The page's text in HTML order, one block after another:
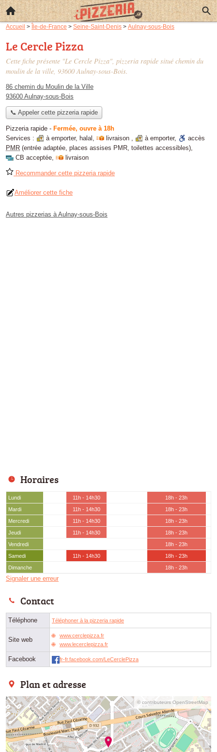
Accueil > Île-de-France > Seine-Saint-Denis > Aulnay-sous-Bois
Le Cercle Pizza
Cette fiche présente "Le Cercle Pizza", pizzeria rapide situé chemin du
moulin de la ville, 93600 Aulnay-sous-Bois.
86 chemin du Moulin de la Ville
93600 Aulnay-sous-Bois
📞 Appeler cette pizzeria rapide
Pizzeria rapide - Fermée, ouvre à 18h
Services :
à emporter, halal , livraison , à emporter,
accès
PMR (entrée adaptée, places assises PMR, toilettes accessibles),
CB acceptée, livraison
Recommander cette pizzeria rapide
Améliorer cette fiche
Autres pizzerias à Aulnay-sous-Bois
Horaires
Lundi 11h - 14h30
18h - 23h
Mardi
11h - 14h30
18h - 23h
Mercredi
11h - 14h30
18h - 23h
Jeudi
11h - 14h30
18h - 23h
Vendredi
18h - 23h
Samedi
11h - 14h30
18h - 23h
Dimanche
18h - 23h
Signaler une erreur
Contact
Téléphone Téléphoner à la pizzeria rapide
Site web
www.cerclepizza.fr
www.lecerclepizza.fr
Facebook fr-fr.facebook.com/LeCerclePizza
Plan et adresse
© contributeurs OpenStreetMap